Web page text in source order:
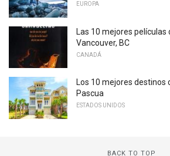
EUROPA
Las 10 mejores
Vancouver, BC
CANADÁ
Los 10 mejores destinos
Pascua
ESTADOS UNIDOS
BACK TO TOP